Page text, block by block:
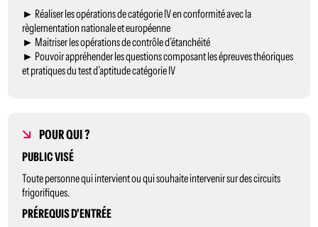
► Réaliser les opérations de catégorie IV en conformité avec la
règlementation nationale et européenne
► Maitriser les opérations de contrôle d’étanchéité
► Pouvoir appréhender les questions composant les épreuves théoriques
et pratiques du test d’aptitude catégorie IV
POUR QUI ?
PUBLIC VISÉ
Toute personne qui intervient ou qui souhaite intervenir sur des circuits
frigorifiques.
PRÉREQUIS D'ENTRÉE